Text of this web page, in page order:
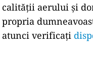
calității aerului și
propria
atunci verificați